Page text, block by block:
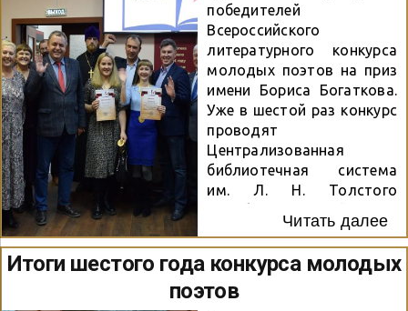
победителей
Всероссийского
литературного конкурса
молодых поэтов на приз
имени Бориса Богаткова.
Уже в шестой раз конкурс
проводят
Централизованная
библиотечная система
им. Л. Н. Толстого
созданная на её базе
Новосибирская
региональная
общественная
Читать далее
Итоги шестого года конкурса молодых
поэтов